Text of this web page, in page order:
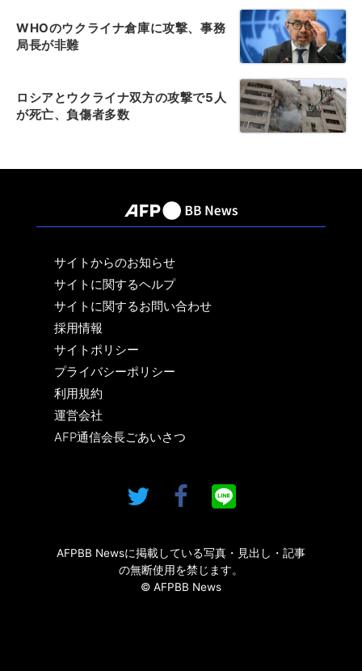
WHOのウクライナ倉庫に攻撃、事務
局長が非難
ロシアとウクライナ双方の攻撃で5人
が死亡、負傷者多数
サイトからのお知らせ
サイトに関するヘルプ
サイトに関するお問い合わせ
採用情報
サイトポリシー
プライバシーポリシー
利用規約
運営会社
AFP通信会長ごあいさつ
AFPBB Newsに掲載している写真・見出し・記事
の無断使用を禁じます。
© AFPBB News